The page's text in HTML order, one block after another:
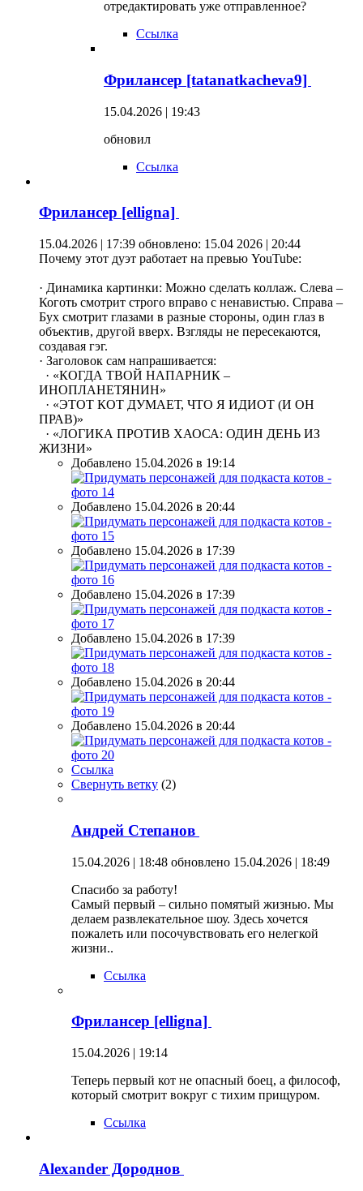
отредактировать уже отправленное?
Ссылка
Фрилансер [tatanatkacheva9]
15.04.2026 | 19:43
обновил
Ссылка
Фрилансер [elligna]
15.04.2026 | 17:39 обновлено: 15.04 2026 | 20:44
Почему этот дуэт работает на превью YouTube:
· Динамика картинки: Можно сделать коллаж. Слева –
Коготь смотрит строго вправо с ненавистью. Справа –
Бух смотрит глазами в разные стороны, один глаз в
объектив, другой вверх. Взгляды не пересекаются,
создавая гэг.
· Заголовок сам напрашивается:
· «КОГДА ТВОЙ НАПАРНИК –
ИНОПЛАНЕТЯНИН»
· «ЭТОТ КОТ ДУМАЕТ, ЧТО Я ИДИОТ (И ОН
ПРАВ)»
· «ЛОГИКА ПРОТИВ ХАОСА: ОДИН ДЕНЬ ИЗ
ЖИЗНИ»
Добавлено 15.04.2026 в 19:14
Добавлено 15.04.2026 в 20:44
Добавлено 15.04.2026 в 17:39
Добавлено 15.04.2026 в 17:39
Добавлено 15.04.2026 в 17:39
Добавлено 15.04.2026 в 20:44
Добавлено 15.04.2026 в 20:44
Ссылка
Свернуть ветку (2)
Андрей Степанов
15.04.2026 | 18:48 обновлено 15.04.2026 | 18:49
Спасибо за работу!
Самый первый – сильно помятый жизнью. Мы
делаем развлекательное шоу. Здесь хочется
пожалеть или посочувствовать его нелегкой
жизни..
Ссылка
Фрилансер [elligna]
15.04.2026 | 19:14
Теперь первый кот не опасный боец, а философ,
который смотрит вокруг с тихим прищуром.
Ссылка
Alexander Дороднов